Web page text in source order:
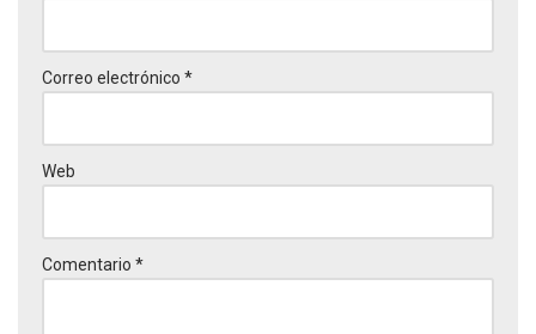
Correo electrónico *
Web
Comentario *